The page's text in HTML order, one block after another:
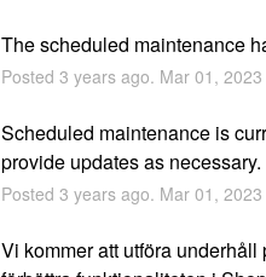
The scheduled maintenance
Posted 3 years ago. Mar 01 , 2023
Scheduled maintenance is
provide updates as necessary.
Posted 3 years ago. Mar 01 , 2023
Vi kommer att utföra